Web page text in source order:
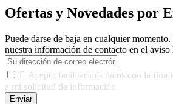
Ofertas y Novedades por
Puede darse de baja en cualquier
nuestra información de contacto en el aviso
 Acepto facilitar mis datos con la
a mi solicitud de información
Enviar